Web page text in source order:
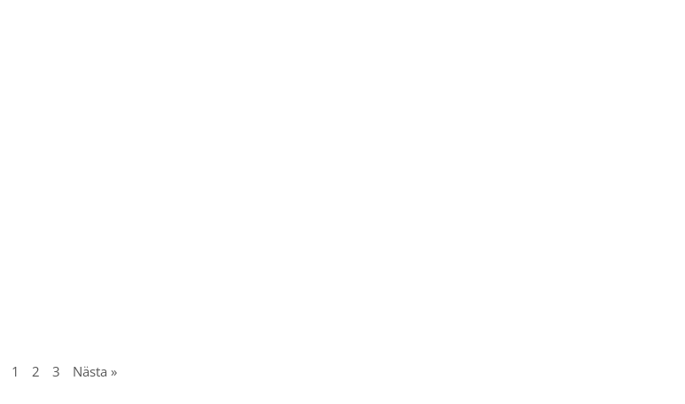
1 2 3 Nästa »